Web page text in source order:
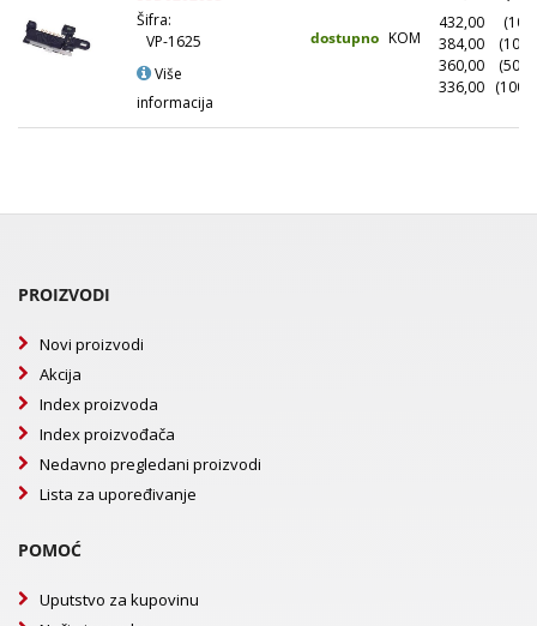
Šifra:
VP-1625
Više
informacija
dostupno KOM
432,00
(10+)
384,00
360,00
336,00
PROIZVODI
Novi proizvodi
Akcija
Index proizvoda
Index proizvođača
Nedavno pregledani proizvodi
Lista za upoređivanje
POMOĆ
Uputstvo za kupovinu